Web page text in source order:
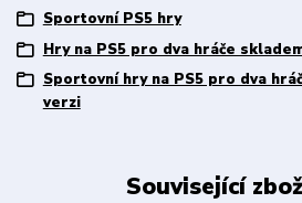
Sportovní PS5 hry
Hry na PS5 pro dva hráče
Sportovní hry na PS5 pro dva
verzi
Související